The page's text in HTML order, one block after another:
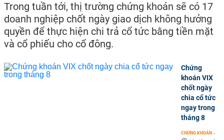
Trong tuần tới, thị trường chứng khoán sẽ có 17
doanh nghiệp chốt ngày giao dịch không hưởng
quyền để thực hiện chi trả cổ tức bằng tiền mặt
và cổ phiếu cho cổ đông.
Chứng
khoán VIX
chốt ngày
chia cổ tức
ngay trong
tháng 8
CHỨNG KHOÁN -